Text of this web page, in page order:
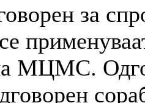
за
МЦМС.